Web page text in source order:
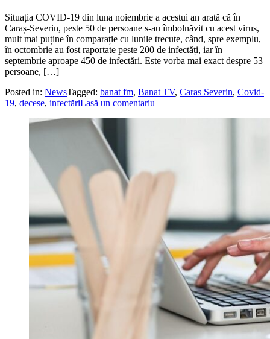
Situația COVID-19 din luna noiembrie a acestui an arată că în
Caraș-Severin, peste 50 de persoane s-au îmbolnăvit cu acest virus,
mult mai puține în comparație cu lunile trecute, când, spre exemplu,
în octombrie au fost raportate peste 200 de infectăți, iar în
septembrie aproape 450 de infectări. Este vorba mai exact despre 53
persoane, […]
Posted in: NewsTagged: banat fm, Banat TV, Caras Severin, Covid-
19, decese, infectăriLasă un comentariu